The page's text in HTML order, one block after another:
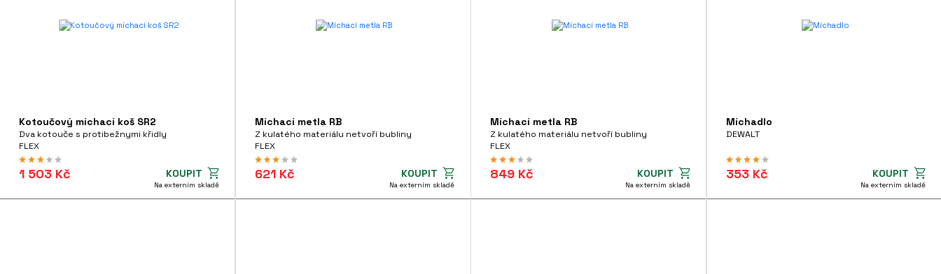
Kotoučový míchací koš SR2
Dva kotouče s protibežnymi křidly
FLEX
1 503 Kč KOUPIT
Na externím skladě
Míchací metla RB
Z kulatého materiálu netvoří bubliny
FLEX
621 Kč KOUPIT
Na externím skladě
Míchací metla RB
Z kulatého materiálu netvoří bubliny
FLEX
849 Kč KOUPIT
Na externím skladě
Míchadlo
DEWALT
353 Kč KOUPIT
Na externím skladě